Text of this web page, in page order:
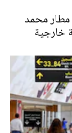
مطار محمد
خارجية